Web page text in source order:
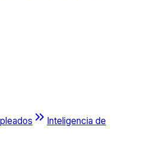
Inteligencia de